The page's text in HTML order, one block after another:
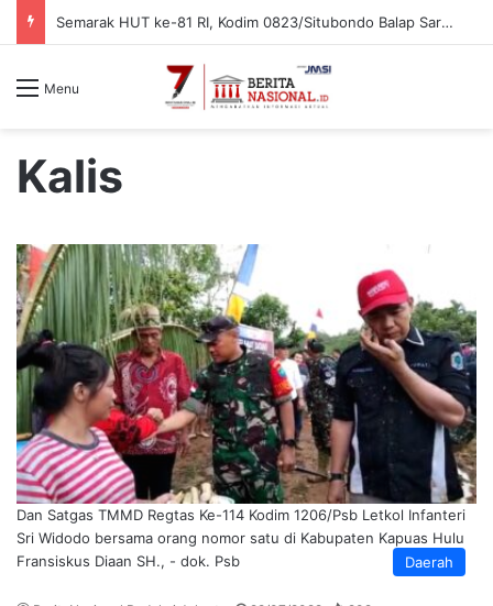
Semarak HUT ke-81 RI, Kodim 0823/Situbondo Balap Sarung Hingga Lomba Bongkar Senjata
Menu
Kalis
Daerah
Dan Satgas TMMD Regtas Ke-114 Kodim 1206/Psb Letkol Infanteri
Sri Widodo bersama orang nomor satu di Kabupaten Kapuas Hulu
Fransiskus Diaan SH., - dok. Psb